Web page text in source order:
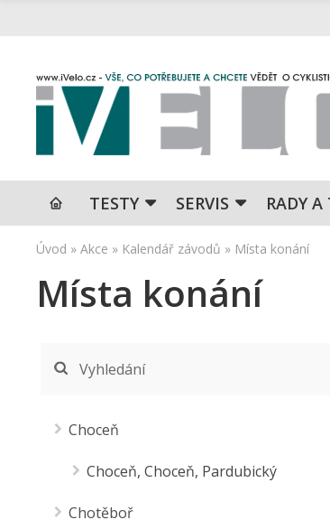
TESTY SERVIS RADY A
Úvod » Akce » Kalendář závodů » Místa konání
Místa konání
Vyhledání
Choceň
Choceň, Choceň, Pardubický
Chotěboř